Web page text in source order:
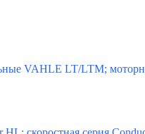
VAHLE LT/LTM;